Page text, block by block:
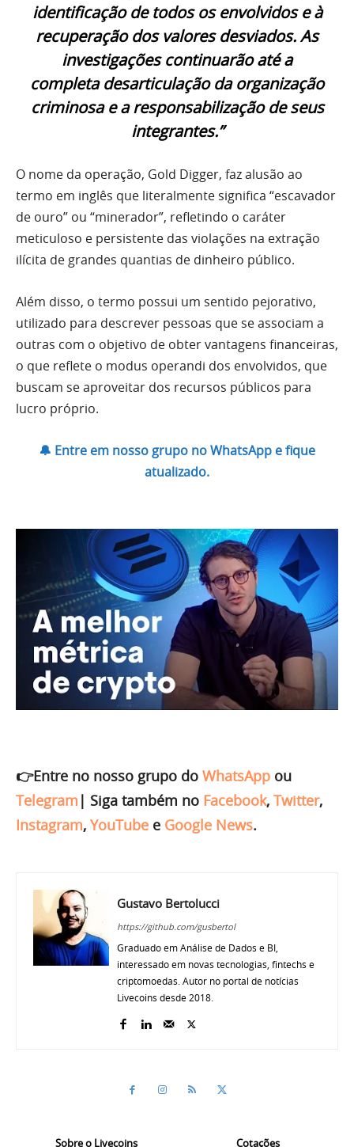
identificação de todos os envolvidos e à
recuperação dos valores desviados. As
investigações continuarão até a
completa desarticulação da organização
criminosa e a responsabilização de seus
integrantes.”
O nome da operação, Gold Digger, faz alusão ao
termo em inglês que literalmente significa “escavador
de ouro” ou “minerador”, refletindo o caráter
meticuloso e persistente das violações na extração
ilícita de grandes quantias de dinheiro público.
Além disso, o termo possui um sentido pejorativo,
utilizado para descrever pessoas que se associam a
outras com o objetivo de obter vantagens financeiras,
o que reflete o modus operandi dos envolvidos, que
buscam se aproveitar dos recursos públicos para
lucro próprio.
🔔 Entre em nosso grupo no WhatsApp e fique
atualizado.
👉Entre no nosso grupo do WhatsApp ou
Telegram | Siga também no Facebook, Twitter,
Instagram, YouTube e Google News.
Gustavo Bertolucci
https://github.com/gusbertol
Graduado em Análise de Dados e BI,
interessado em novas tecnologias, fintechs e
criptomoedas. Autor no portal de notícias
Livecoins desde 2018.
Sobre o Livecoins Cotações